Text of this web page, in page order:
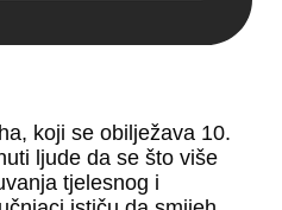
koji se obilježava 10.
ljude da se što više
tjelesnog i